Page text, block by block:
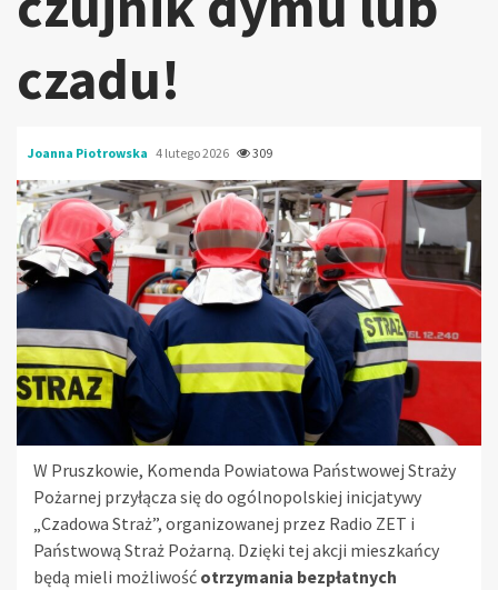
czadu!
Joanna Piotrowska 4 lutego 2026 309
W Pruszkowie, Komenda Powiatowa Państwowej Straży
Pożarnej przyłącza się do ogólnopolskiej inicjatywy
„Czadowa Straż”, organizowanej przez Radio ZET i
Państwową Straż Pożarną. Dzięki tej akcji mieszkańcy
będą mieli możliwość otrzymania bezpłatnych